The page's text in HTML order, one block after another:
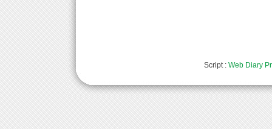
Script : Web Diary